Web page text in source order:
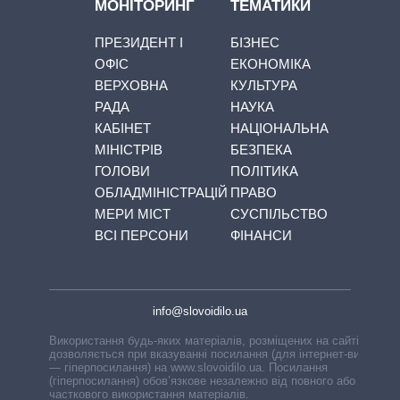
МОНІТОРИНГ
ПРЕЗИДЕНТ І
ОФІС
ВЕРХОВНА
РАДА
КАБІНЕТ
МІНІСТРІВ
ГОЛОВИ
ОБЛАДМІНІСТРАЦІЙ
МЕРИ МІСТ
ВСІ ПЕРСОНИ
ТЕМАТИКИ
БІЗНЕС
ЕКОНОМІКА
КУЛЬТУРА
НАУКА
НАЦІОНАЛЬНА
БЕЗПЕКА
ПОЛІТИКА
ПРАВО
СУСПІЛЬСТВО
ФІНАНСИ
info@slovoidilo.ua
Використання будь-яких матеріалів, розміщених на сайті,
дозволяється при вказуванні посилання (для інтернет-видань
— гіперпосилання) на www.slovoidilo.ua. Посилання
(гіперпосилання) обов’язкове незалежно від повного або
часткового використання матеріалів.